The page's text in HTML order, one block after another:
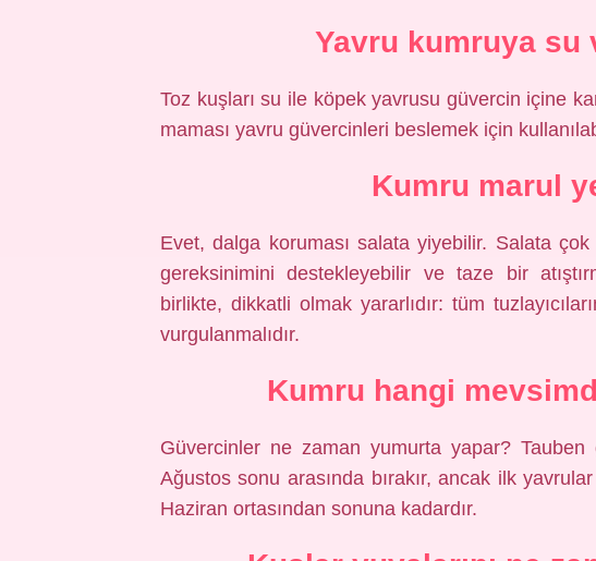
Yavru kumruya su
Toz kuşları su ile köpek yavrusu güvercin içine
maması yavru güvercinleri beslemek için
Kumru marul
Evet, dalga koruması salata yiyebilir. Salata
gereksinimini destekleyebilir ve taze bir
birlikte, dikkatli olmak yararlıdır: tüm
vurgulanmalıdır.
Kumru hangi
Güvercinler ne zaman yumurta yapar? Tauben
Ağustos sonu arasında bırakır, ancak ilk
Haziran ortasından sonuna kadardır.